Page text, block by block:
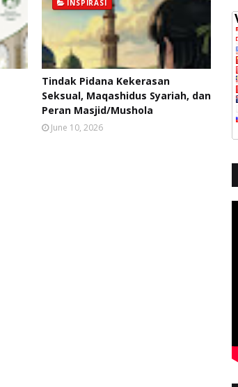
INSPIRASI
Tindak Pidana Kekerasan
Seksual, Maqashidus Syariah, dan
Peran Masjid/Mushola
June 10, 2026